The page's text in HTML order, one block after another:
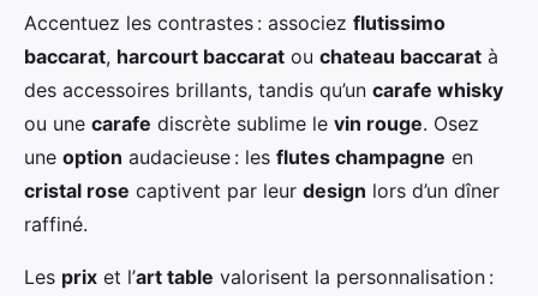
Accentuez les contrastes : associez flutissimo
baccarat, harcourt baccarat ou chateau baccarat à
des accessoires brillants, tandis qu’un carafe whisky
ou une carafe discrète sublime le vin rouge. Osez
une option audacieuse : les flutes champagne en
cristal rose captivent par leur design lors d’un dîner
raffiné.
Les prix et l’art table valorisent la personnalisation :